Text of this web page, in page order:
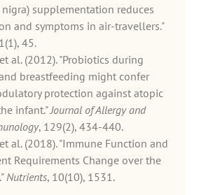
nigra) supplementation reduces
and symptoms in air-travellers."
45.
al. (2012). "Probiotics during
breastfeeding might confer
protection against atopic
infant."Journal of Allergy and
, 129(2), 434-440.
al. (2018). "Immune Function and
Requirements Change over the
Nutrients, 10(10), 1531.